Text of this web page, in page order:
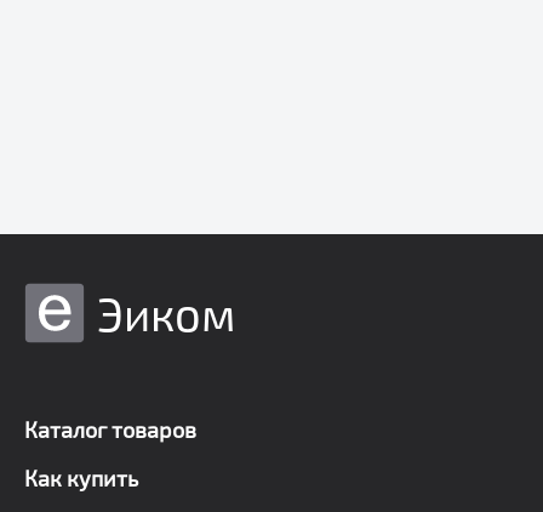
Эиком
Каталог товаров
Как купить